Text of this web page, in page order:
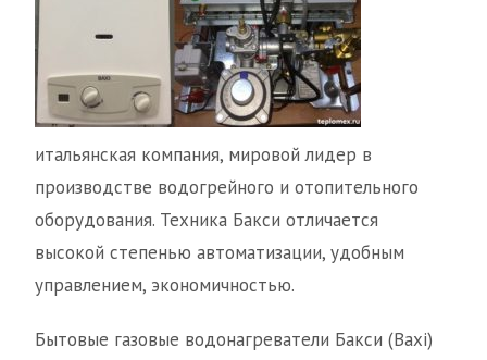
итальянская компания, мировой лидер в
производстве водогрейного и отопительного
оборудования. Техника Бакси отличается
высокой степенью автоматизации, удобным
управлением, экономичностью.
Бытовые газовые водонагреватели Бакси (Baxi)